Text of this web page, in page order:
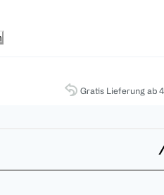
Gratis Lieferung ab